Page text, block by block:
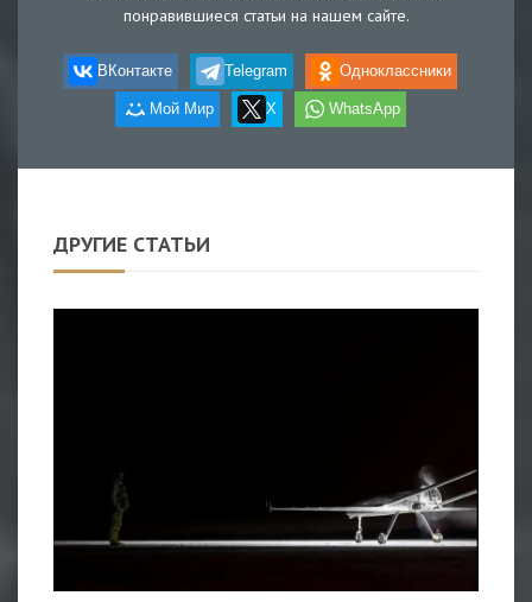
понравившиеся статьи на нашем сайте.
ВКонтакте Telegram Одноклассники
Мой Мир X WhatsApp
ДРУГИЕ СТАТЬИ